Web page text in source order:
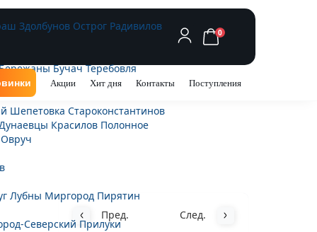
Здолбунов Острог Радивилов
Бучач Теребовля
Шепетовка Староконстантинов
Красилов Полонное
Овруч
Лубны Миргород Пирятин
Северский Прилуки
0
Акции Хит дня Контакты Поступления
Пред. След.